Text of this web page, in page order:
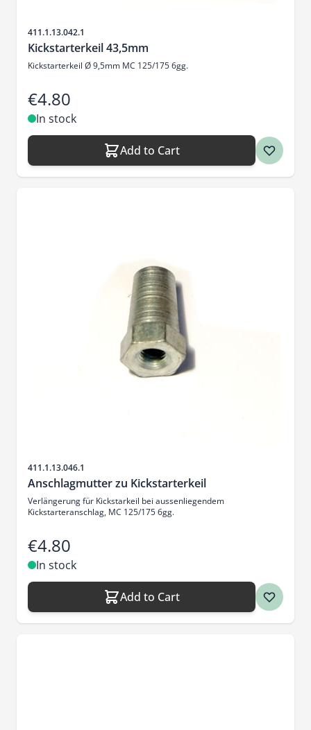
Sku
411.1.13.042.1
Kickstarterkeil 43,5mm
Kickstarterkeil Ø 9,5mm MC 125/175 6gg.
€4.80
In stock
Add to Cart
Sku
411.1.13.046.1
Anschlagmutter zu Kickstarterkeil
Verlängerung für Kickstarkeil bei aussenliegendem
Kickstarteranschlag, MC 125/175 6gg.
€4.80
In stock
Add to Cart